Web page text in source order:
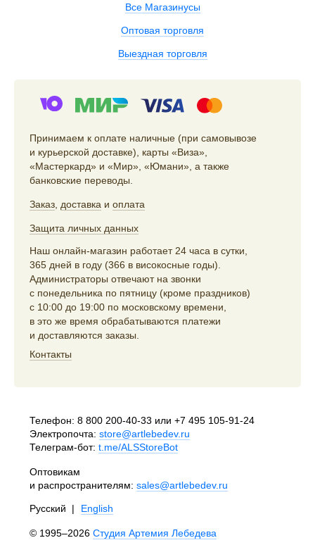
Все Магазинусы
Оптовая торговля
Выездная торговля
Принимаем к оплате наличные (при самовывозе
и курьерской доставке), карты «Виза»,
«Мастеркард» и «Мир», «Юмани», а также
банковские переводы.
Заказ, доставка и оплата
Защита личных данных
Наш онлайн-магазин работает 24 часа в сутки,
365 дней в году (366 в високосные годы).
Администраторы отвечают на звонки
с понедельника по пятницу (кроме праздников)
с 10:00 до 19:00 по московскому времени,
в это же время обрабатываются платежи
и доставляются заказы.
Контакты
Телефон: 8 800 200-40-33 или +7 495 105-91-24
Электропочта: store@artlebedev.ru
Телеграм-бот: t.me/ALSStoreBot
Оптовикам
и распространителям: sales@artlebedev.ru
Русский | English
© 1995–2026 Студия Артемия Лебедева